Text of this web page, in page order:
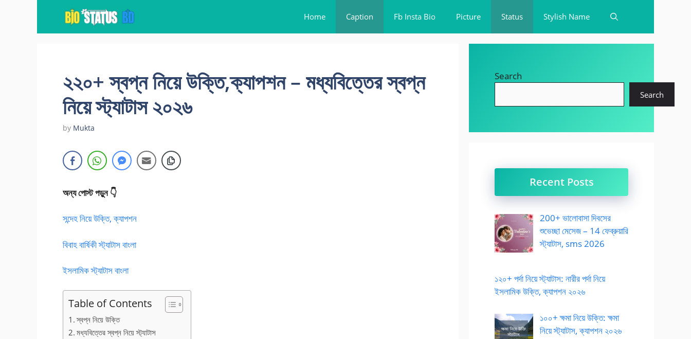
Home Caption Fb Insta Bio Picture Status Stylish Name
২২০+ স্বপ্ন নিয়ে উক্তি,ক্যাপশন – মধ্যবিত্তের স্বপ্ন
নিয়ে স্ট্যাটাস ২০২৬
by Mukta
অন্য পোস্ট পড়ুন 👇
সন্দেহ নিয়ে উক্তি, ক্যাপশন
বিবাহ বার্ষিকী স্ট্যাটাস বাংলা
ইসলামিক স্ট্যাটাস বাংলা
Table of Contents
স্বপ্ন নিয়ে উক্তি
মধ্যবিত্তের স্বপ্ন নিয়ে স্ট্যাটাস
Search
Search
Recent Posts
200+ ভালোবাসা দিবসের
শুভেচ্ছা মেসেজ – 14 ফেব্রুয়ারি
স্ট্যাটাস, sms 2026
১২০+ পর্দা নিয়ে স্ট্যাটাস: নারীর পর্দা নিয়ে
ইসলামিক উক্তি, ক্যাপশন ২০২৬
১০০+ ক্ষমা নিয়ে উক্তি: ক্ষমা
নিয়ে স্ট্যাটাস, ক্যাপশন ২০২৬